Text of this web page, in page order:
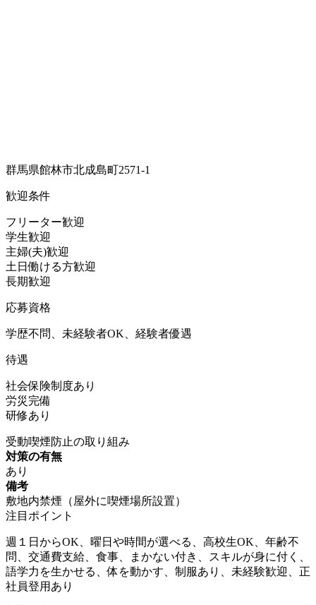
群馬県館林市北成島町2571-1
歓迎条件
フリーター歓迎
学生歓迎
主婦(夫)歓迎
土日働ける方歓迎
長期歓迎
応募資格
学歴不問、未経験者OK、経験者優遇
待遇
社会保険制度あり
労災完備
研修あり
受動喫煙防止の取り組み
対策の有無
あり
備考
敷地内禁煙（屋外に喫煙場所設置）
注目ポイント
週１日からOK、曜日や時間が選べる、高校生OK、年齢不
問、交通費支給、食事、まかない付き、スキルが身に付く、
語学力を生かせる、体を動かす、制服あり、未経験歓迎、正
社員登用あり